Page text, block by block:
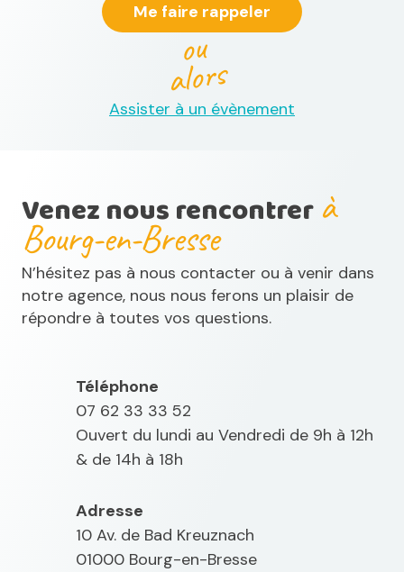
Me faire rappeler
ou
alors
Assister à un évènement
Venez nous rencontrer à
Bourg-en-Bresse
N’hésitez pas à nous contacter ou à venir dans
notre agence, nous nous ferons un plaisir de
répondre à toutes vos questions.
Téléphone
07 62 33 33 52
Ouvert du lundi au Vendredi de 9h à 12h
& de 14h à 18h
Adresse
10 Av. de Bad Kreuznach
01000 Bourg-en-Bresse